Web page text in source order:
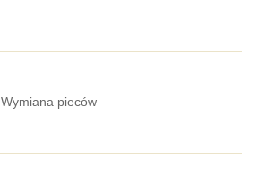
Wymiana pieców